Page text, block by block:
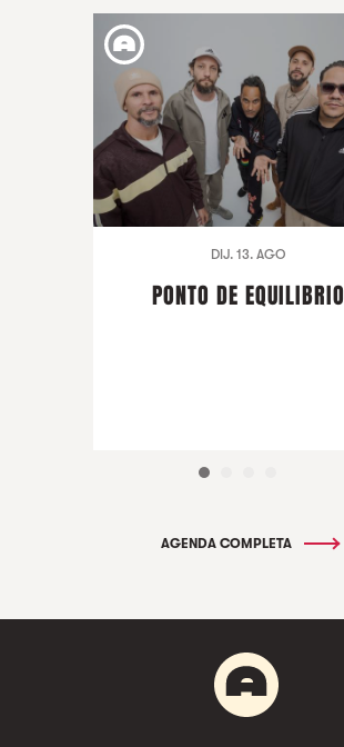
DIJ. 13. AGO
PONTO DE EQUILIBRIO
AGENDA COMPLETA